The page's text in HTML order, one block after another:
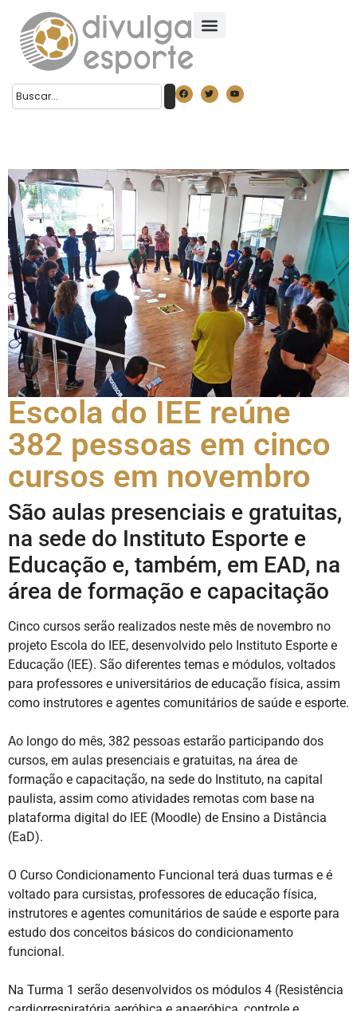
Escola do IEE reúne
382 pessoas em cinco
cursos em novembro
São aulas presenciais e gratuitas,
na sede do Instituto Esporte e
Educação e, também, em EAD, na
área de formação e capacitação
Cinco cursos serão realizados neste mês de novembro no
projeto Escola do IEE, desenvolvido pelo Instituto Esporte e
Educação (IEE). São diferentes temas e módulos, voltados
para professores e universitários de educação física, assim
como instrutores e agentes comunitários de saúde e esporte.
Ao longo do mês, 382 pessoas estarão participando dos
cursos, em aulas presenciais e gratuitas, na área de
formação e capacitação, na sede do Instituto, na capital
paulista, assim como atividades remotas com base na
plataforma digital do IEE (Moodle) de Ensino a Distância
(EaD).
O Curso Condicionamento Funcional terá duas turmas e é
voltado para cursistas, professores de educação física,
instrutores e agentes comunitários de saúde e esporte para
estudo dos conceitos básicos do condicionamento
funcional.
Na Turma 1 serão desenvolvidos os módulos 4 (Resistência